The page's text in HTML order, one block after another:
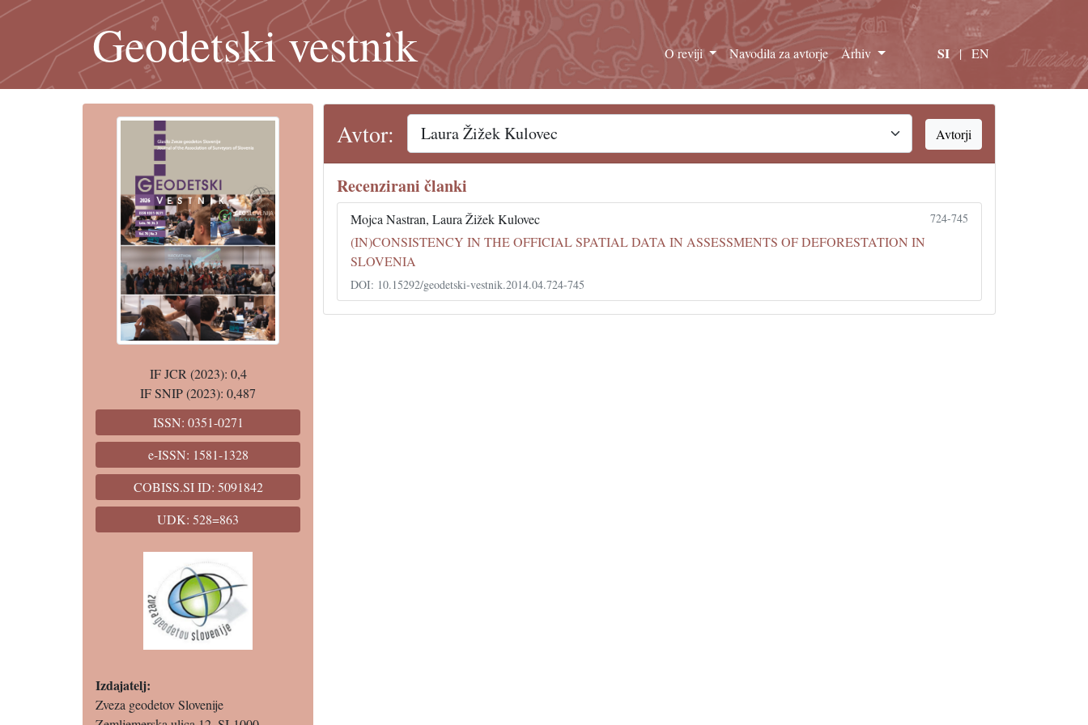
Geodetski vestnik O reviji Navodila za avtorje Arhiv SI | EN
IF JCR (2023): 0,4
IF SNIP (2023): 0,487
ISSN: 0351-0271
e-ISSN: 1581-1328
COBISS.SI ID: 5091842
UDK: 528=863
Izdajatelj:
Zveza geodetov Slovenije
Avtor: Avtorji
Recenzirani članki
Mojca Nastran, Laura Žižek Kulovec 724-745
(IN)CONSISTENCY IN THE OFFICIAL SPATIAL DATA IN ASSESSMENTS OF DEFORESTATION IN
SLOVENIA
DOI: 10.15292/geodetski-vestnik.2014.04.724-745